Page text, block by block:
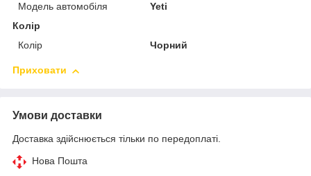
Модель автомобіля
Yeti
Колір
Колір
Чорний
Приховати
Умови доставки
Доставка здійснюється тільки по передоплаті.
Нова Пошта